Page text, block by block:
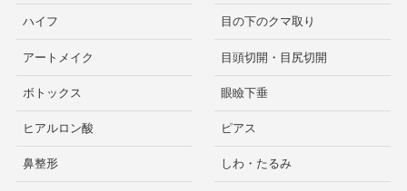
ハイフ
アートメイク
ボトックス
ヒアルロン酸
鼻整形
目の下のクマ取り
目頭切開・目尻切開
眼瞼下垂
ピアス
しわ・たるみ